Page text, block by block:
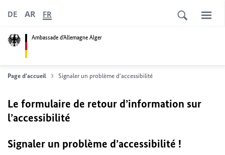
Ambassade d'Allemagne Alger
DE AR FR
Page d'accueil Signaler un problème d'accessibilité
Le formulaire de retour d’information sur
l’accessibilité
Signaler un problème d’accessibilité !